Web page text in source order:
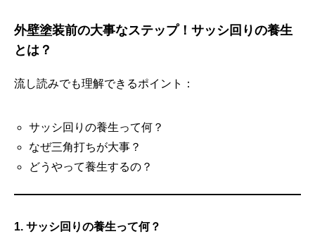
外壁塗装前の大事なステップ！サッシ回りの養生
とは？
流し読みでも理解できるポイント：
サッシ回りの養生って何？
なぜ三角打ちが大事？
どうやって養生するの？
1. サッシ回りの養生って何？